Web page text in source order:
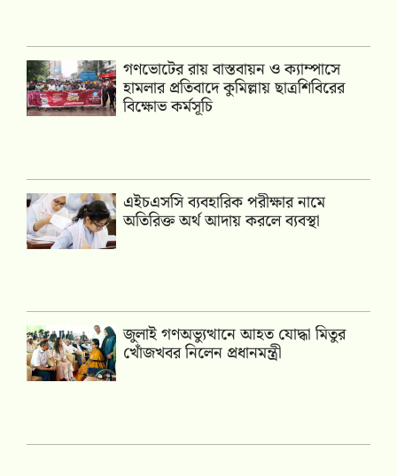
গণভোটের রায় বাস্তবায়ন ও ক্যাম্পাসে
হামলার প্রতিবাদে কুমিল্লায় ছাত্রশিবিরের
বিক্ষোভ কর্মসূচি
এইচএসসি ব্যবহারিক পরীক্ষার নামে
অতিরিক্ত অর্থ আদায় করলে ব্যবস্থা
জুলাই গণঅভ্যুত্থানে আহত যোদ্ধা মিতুর
খোঁজখবর নিলেন প্রধানমন্ত্রী